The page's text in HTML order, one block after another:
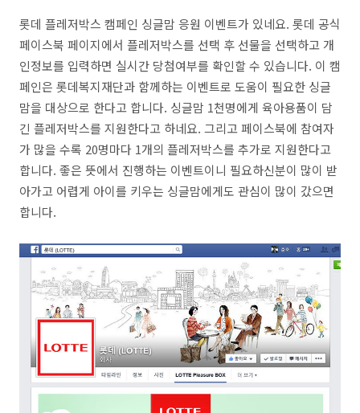
롯데 플레저박스 캠페인 싱글맘 응원 이벤트가 있네요. 롯데 공식
페이스북 페이지에서 플레저박스를 선택 후 선물을 선택하고 개
인정보를 입력하면 실시간 당첨여부를 확인할 수 있습니다. 이 캠
페인은 롯데복지재단과 함께하는 이벤트로 도움이 필요한 싱글
맘을 대상으로 한다고 합니다. 싱글맘 1천명에게 육아용품이 담
긴 플레저박스를 지원한다고 하네요. 그리고 페이스북에 참여자
가 많을 수록 20명마다 1개의 플레저박스를 추가로 지원한다고
합니다. 좋은 뜻에서 진행하는 이벤트이니 필요하신분이 많이 받
아가고 어렵게 아이를 키우는 싱글맘에게도 관심이 많이 갔으면
합니다.